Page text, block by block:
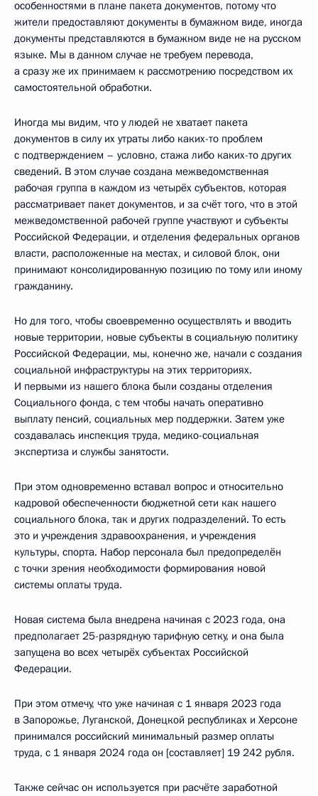
особенностями в плане пакета документов, потому что
жители предоставляют документы в бумажном виде, иногда
документы представляются в бумажном виде не на русском
языке. Мы в данном случае не требуем перевода,
а сразу же их принимаем к рассмотрению посредством их
самостоятельной обработки.
Иногда мы видим, что у людей не хватает пакета
документов в силу их утраты либо каких-то проблем
с подтверждением – условно, стажа либо каких-то других
сведений. В этом случае создана межведомственная
рабочая группа в каждом из четырёх субъектов, которая
рассматривает пакет документов, и за счёт того, что в этой
межведомственной рабочей группе участвуют и субъекты
Российской Федерации, и отделения федеральных органов
власти, расположенные на местах, и силовой блок, они
принимают консолидированную позицию по тому или иному
гражданину.
Но для того, чтобы своевременно осуществлять и вводить
новые территории, новые субъекты в социальную политику
Российской Федерации, мы, конечно же, начали с создания
социальной инфраструктуры на этих территориях.
И первыми из нашего блока были созданы отделения
Социального фонда, с тем чтобы начать оперативно
выплату пенсий, социальных мер поддержки. Затем уже
создавалась инспекция труда, медико-социальная
экспертиза и службы занятости.
При этом одновременно вставал вопрос и относительно
кадровой обеспеченности бюджетной сети как нашего
социального блока, так и других подразделений. То есть
это и учреждения здравоохранения, и учреждения
культуры, спорта. Набор персонала был предопределён
с точки зрения необходимости формирования новой
системы оплаты труда.
Новая система была внедрена начиная с 2023 года, она
предполагает 25-разрядную тарифную сетку, и она была
запущена во всех четырёх субъектах Российской
Федерации.
При этом отмечу, что уже начиная с 1 января 2023 года
в Запорожье, Луганской, Донецкой республиках и Херсоне
принимался российский минимальный размер оплаты
труда, с 1 января 2024 года он [составляет] 19 242 рубля.
Также сейчас он используется при расчёте заработной